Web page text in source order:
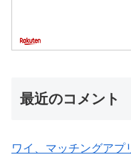
最近のコメント
ワイ、マッチングアプ